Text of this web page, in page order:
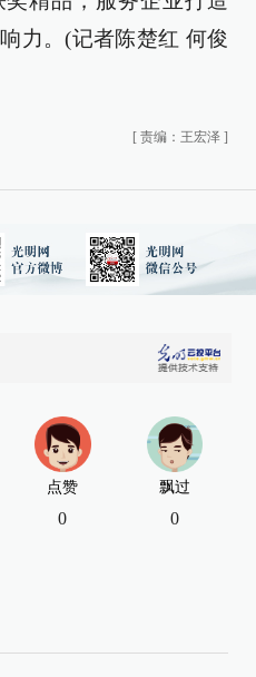
力。(记者陈楚红 何俊
[ 责编：王宏泽 ]
点赞
0
飘过
0